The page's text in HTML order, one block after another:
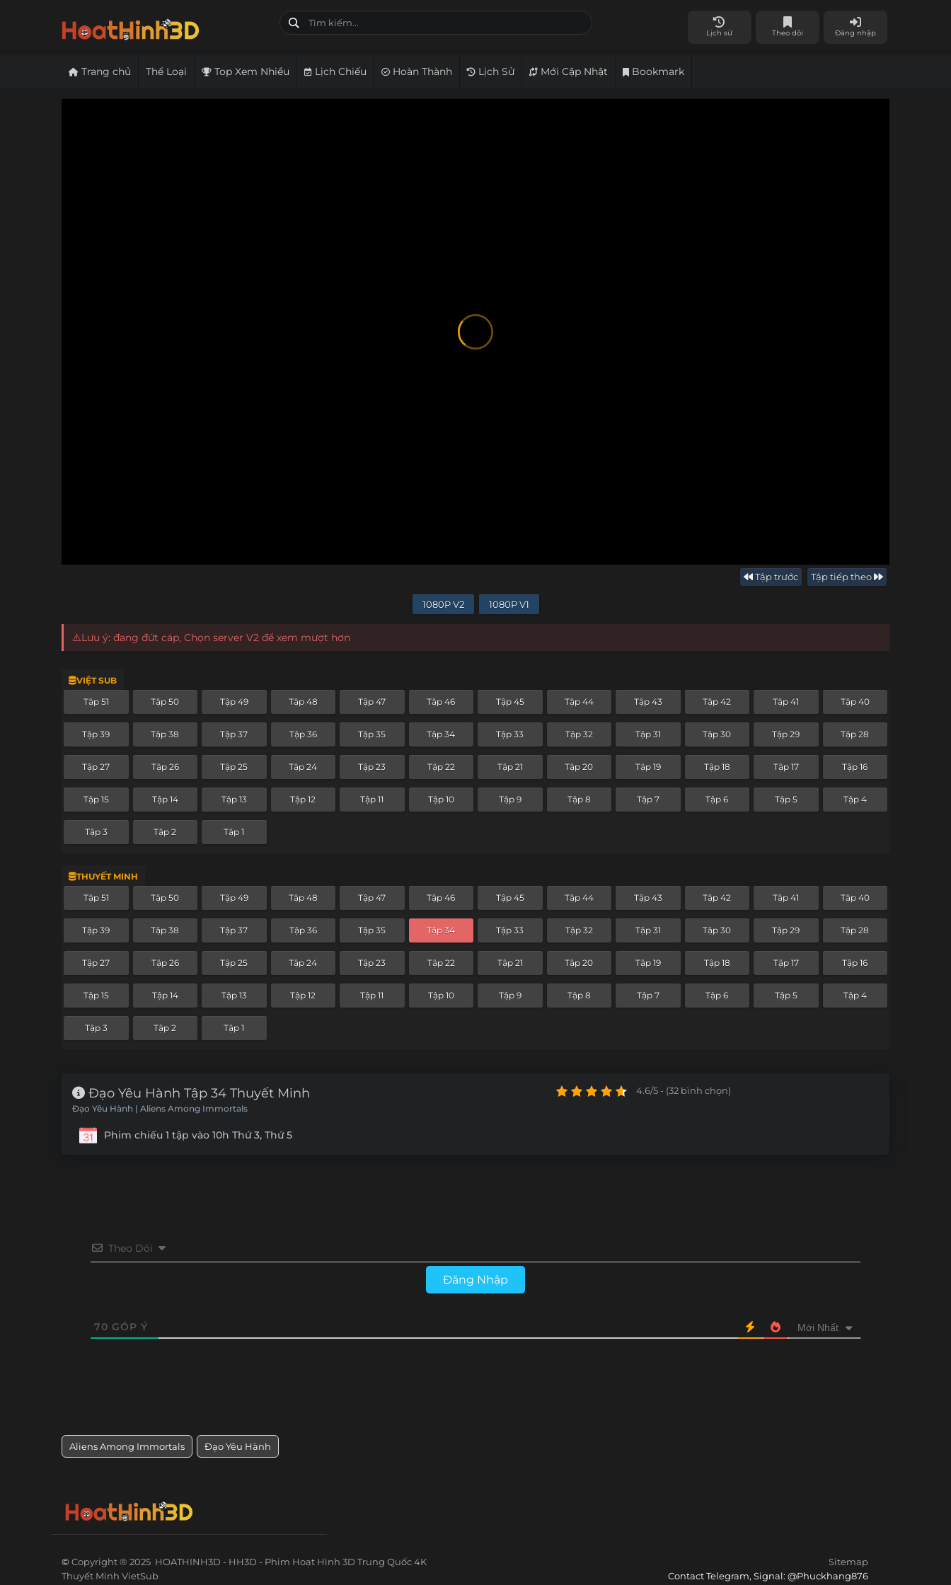
Lịch sử Theo dõi Đăng nhập
Trang chủ Thể Loại Top Xem Nhiều Lịch Chiếu Hoàn Thành Lịch Sử Mới Cập Nhật Bookmark
Tập trước Tập tiếp theo
1080P V2 1080P V1
⚠️Lưu ý: đang đứt cáp, Chọn server V2 để xem mượt hơn
VIỆT SUB
Tập 51 Tập 50 Tập 49 Tập 48 Tập 47 Tập 46 Tập 45 Tập 44 Tập 43 Tập 42 Tập 41 Tập 40
Tập 39 Tập 38 Tập 37 Tập 36 Tập 35 Tập 34 Tập 33 Tập 32 Tập 31 Tập 30 Tập 29 Tập 28
Tập 27 Tập 26 Tập 25 Tập 24 Tập 23 Tập 22 Tập 21 Tập 20 Tập 19 Tập 18 Tập 17 Tập 16
Tập 15 Tập 14 Tập 13 Tập 12 Tập 11 Tập 10 Tập 9 Tập 8 Tập 7 Tập 6 Tập 5 Tập 4
Tập 3 Tập 2 Tập 1
THUYẾT MINH
Tập 51 Tập 50 Tập 49 Tập 48 Tập 47 Tập 46 Tập 45 Tập 44 Tập 43 Tập 42 Tập 41 Tập 40
Tập 39 Tập 38 Tập 37 Tập 36 Tập 35 Tập 34 Tập 33 Tập 32 Tập 31 Tập 30 Tập 29 Tập 28
Tập 27 Tập 26 Tập 25 Tập 24 Tập 23 Tập 22 Tập 21 Tập 20 Tập 19 Tập 18 Tập 17 Tập 16
Tập 15 Tập 14 Tập 13 Tập 12 Tập 11 Tập 10 Tập 9 Tập 8 Tập 7 Tập 6 Tập 5 Tập 4
Tập 3 Tập 2 Tập 1
Đạo Yêu Hành Tập 34 Thuyết Minh
Đạo Yêu Hành | Aliens Among Immortals
Phim chiếu 1 tập vào 10h Thứ 3, Thứ 5
4.6/5 - (32 bình chọn)
Theo Dõi
Đăng Nhập
70 GÓP Ý Mới Nhất
Aliens Among Immortals Đạo Yêu Hành
© Copyright ® 2025 HOATHINH3D - HH3D - Phim Hoạt Hình 3D Trung Quốc 4K
Thuyết Minh VietSub
Sitemap
Contact Telegram, Signal: @Phuckhang876